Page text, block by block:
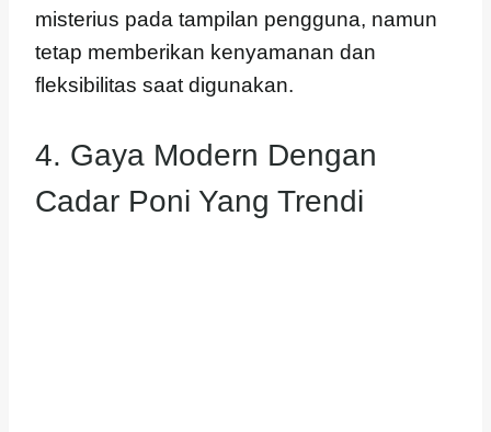
misterius pada tampilan pengguna, namun
tetap memberikan kenyamanan dan
fleksibilitas saat digunakan.
4. Gaya Modern Dengan
Cadar Poni Yang Trendi